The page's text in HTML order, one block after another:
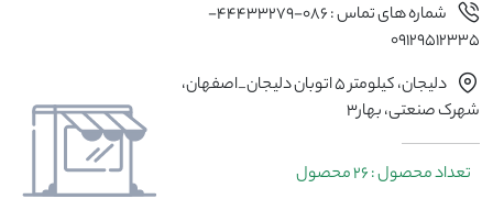
شماره های تماس : 086-44433279-
09129512335
دلیجان، کیلومتر 5 اتوبان دلیجان_اصفهان،
شهرک صنعتی، بهار3
تعداد محصول : 26 محصول